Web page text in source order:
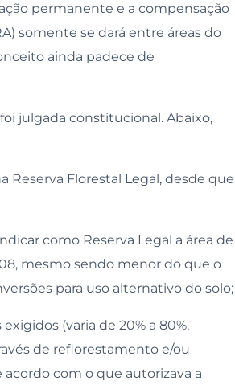
permanente e a compensação
somente se dará entre áreas do
ainda padece de
julgada constitucional. Abaixo,
Reserva Florestal Legal, desde que
como Reserva Legal a área de
mesmo sendo menor do que o
para uso alternativo do solo;
(varia de 20% a 80%,
de reflorestamento e/ou
com o que autorizava a